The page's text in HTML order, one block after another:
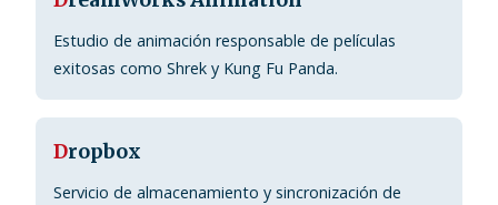
Estudio de animación responsable de películas
exitosas como Shrek y Kung Fu Panda.
Dropbox
Servicio de almacenamiento y sincronización de